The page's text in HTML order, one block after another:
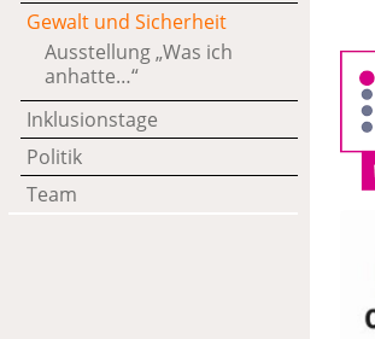
Gewalt und Sicherheit
Ausstellung „Was ich
anhatte…“
Inklusionstage
Politik
Team